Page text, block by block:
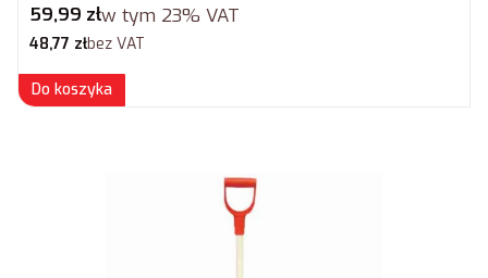
Cena brutto
59,99 złw tym 23% VAT
Cena netto
48,77 złbez VAT
Do koszyka